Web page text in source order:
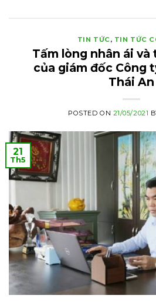
TIN TỨC, TIN TỨC
Tấm lòng nhân ái và
của giám đốc Công
Thái An
POSTED ON 21/05/2021
21
Th5